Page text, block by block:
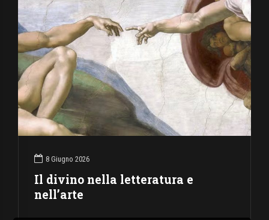
8 Giugno 2026
Il divino nella letteratura e
nell’arte